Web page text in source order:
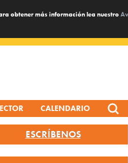
obtener más información lea nuestro
CALENDARIO
Search
for:
ESCRÍBENOS